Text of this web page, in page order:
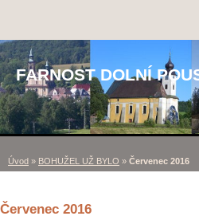
FARNOST DOLNÍ
Úvod » BOHUŽEL UŽ BYLO » Červenec 2016
Červenec 2016